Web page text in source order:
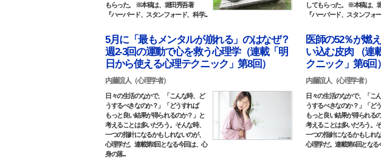
もらった。 ※本稿は、堀田秀吾著
『ハーバード、スタンフォード、科学...
してもらった。 ※本稿は、
『ハーバード、スタンフォ
5月に「最もメンタルが崩れる」のはなぜ？
週2-3回の運動で心を救う心理学（連載「明
日から使える心理テクニック」第8回）
内藤誼人（心理学者）
日々の生活のなかで、「こんな時、ど
うするべきなのか？」「どうすれば
もっと良い結果が得られるのか？」と
考えることは多いだろう。そんな時、
一つの指針になるかもしれないのが、
心理学だ。連載第8回となる今回は、心
身の落...
医師の52％が燃
い込む皮肉 （連
クニック」第6回）
内藤誼人（心理学者）
日々の生活のなかで、「こ
うするべきなのか？」「ど
もっと良い結果が得られる
考えることは多いだろう。そ
一つの指針になるかもしれな
心理学だ。連載第6回となる